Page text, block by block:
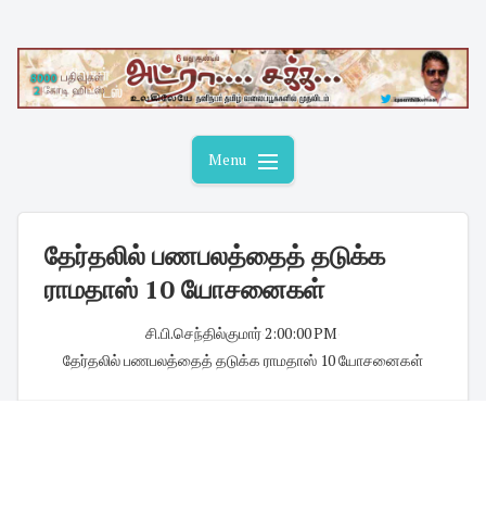
content
Menu
தேர்தலில் பணபலத்தைத் தடுக்க
ராமதாஸ் 10 யோசனைகள்
சி.பி.செந்தில்குமார்2:00:00 PM
தேர்தலில் பணபலத்தைத் தடுக்க ராமதாஸ் 10 யோசனைகள்